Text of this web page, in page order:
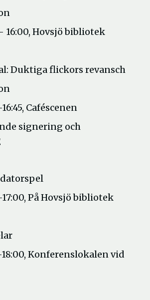
16:00, Hovsjö bibliotek
Duktiga flickors revansch
Caféscenen
signering och
På Hovsjö bibliotek
Konferenslokalen vid